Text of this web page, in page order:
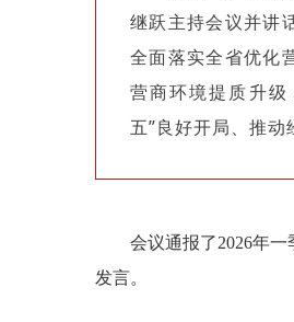
继跃主持会议并讲
全面落实全省优化
营商环境提质升
五”良好开局、推动
会议通报了2026年
发言。